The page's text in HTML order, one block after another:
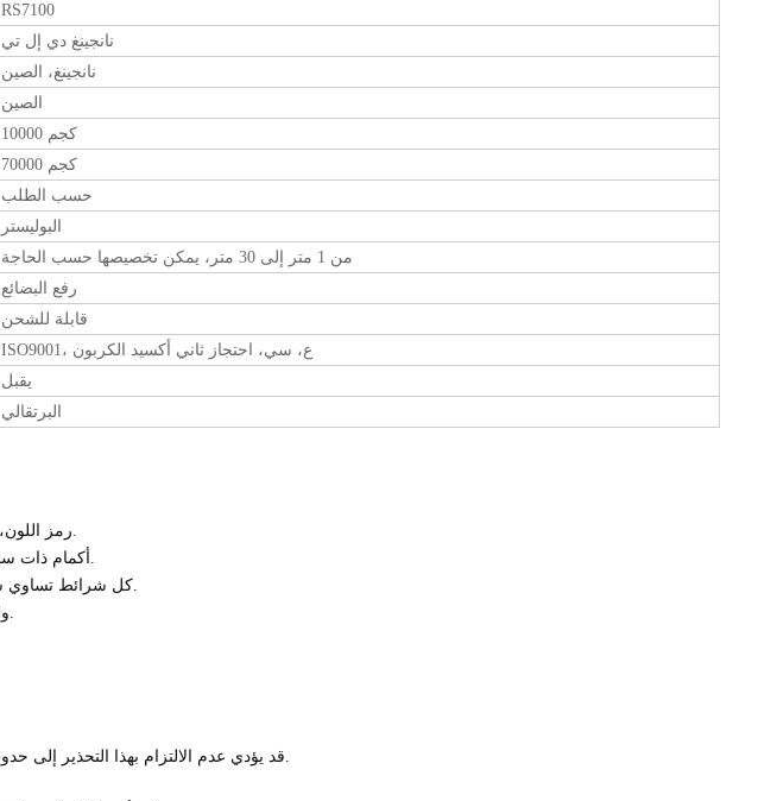
RS7100
نانجينغ دي إل تي
نانجينغ، الصين
الصين
10000 كجم
70000 كجم
حسب الطلب
البوليستر
من 1 متر إلى 30 متر، يمكن تخصيصها حسب الحاجة
رفع البضائع
قابلة للشحن
ISO9001، ع، سي، احتجاز ثاني أكسيد الكربون
يقبل
البرتقالي
1、رمز اللون، وفقًا للمعايير الدولية، للتحقق من سعة الرافعة.
2、أكمام ذات سماكة خاصة وتقنية خاصة لإضافة عمر الاستخدام.
3、كل شرائط تساوي سعة 1 طن، من السهل التمييز بين سعة الرافعة.
4 、 طباعة WLL والطول بوضوح على سطح الرافعة.
1、قد يؤدي عدم الالتزام بهذا التحذير إلى حدوث تلفيات خطيرة في الحمولة والوفاة أو الإصابة.